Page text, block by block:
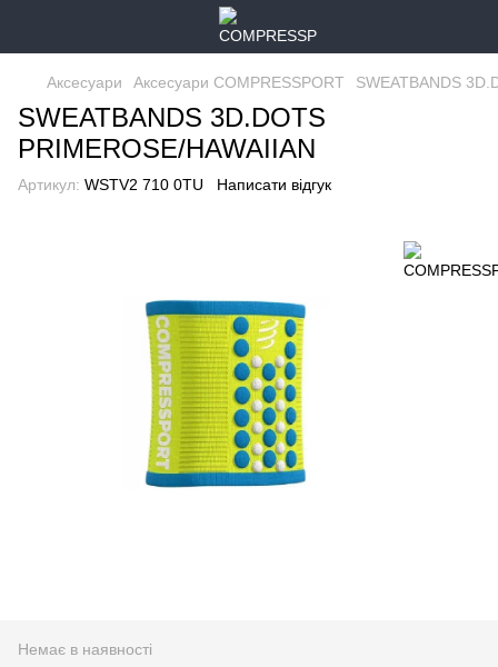
Аксесуари Аксесуари COMPRESSPORT SWEATBANDS
SWEATBANDS 3D.DOTS
PRIMEROSE/HAWAIIAN
Артикул: WSTV2 710 0TU Написати відгук
Немає в наявності